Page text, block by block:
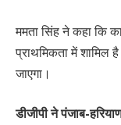
ममता सिंह ने कहा कि
प्राथमिकता में शामिल
जाएगा।
डीजीपी ने पंजाब-